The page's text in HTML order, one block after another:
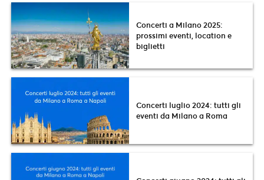
Concerti a Milano 2025:
prossimi eventi, location e
biglietti
Concerti luglio 2024: tutti gli
eventi da Milano a Roma